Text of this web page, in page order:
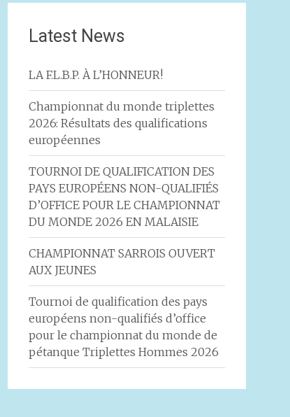
Latest News
LA F.L.B.P. À L’HONNEUR!
Championnat du monde triplettes
2026: Résultats des qualifications
européennes
TOURNOI DE QUALIFICATION DES
PAYS EUROPÉENS NON-QUALIFIÉS
D’OFFICE POUR LE CHAMPIONNAT
DU MONDE 2026 EN MALAISIE
CHAMPIONNAT SARROIS OUVERT
AUX JEUNES
Tournoi de qualification des pays
européens non-qualifiés d’office
pour le championnat du monde de
pétanque Triplettes Hommes 2026